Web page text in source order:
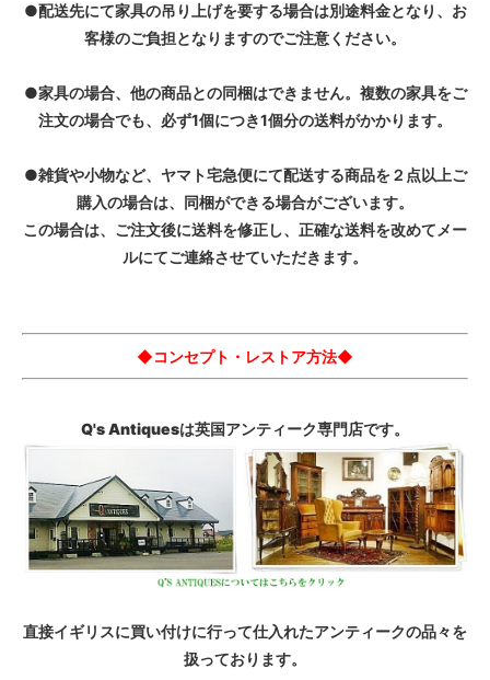
●配送先にて家具の吊り上げを要する場合は別途料金となり、お
客様のご負担となりますのでご注意ください。
●家具の場合、他の商品との同梱はできません。複数の家具をご
注文の場合でも、必ず1個につき1個分の送料がかかります。
●雑貨や小物など、ヤマト宅急便にて配送する商品を２点以上ご
購入の場合は、同梱ができる場合がございます。
この場合は、ご注文後に送料を修正し、正確な送料を改めてメー
ルにてご連絡させていただきます。
◆コンセプト・レストア方法◆
Q's Antiquesは英国アンティーク専門店です。
直接イギリスに買い付けに行って仕入れたアンティークの品々を
扱っております。